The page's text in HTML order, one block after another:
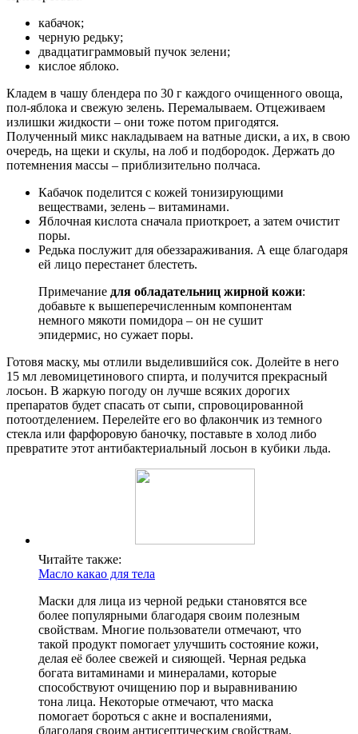
кабачок;
черную редьку;
двадцатиграммовый пучок зелени;
кислое яблоко.
Кладем в чашу блендера по 30 г каждого очищенного овоща,
пол-яблока и свежую зелень. Перемалываем. Отцеживаем
излишки жидкости – они тоже потом пригодятся.
Полученный микс накладываем на ватные диски, а их, в свою
очередь, на щеки и скулы, на лоб и подбородок. Держать до
потемнения массы – приблизительно полчаса.
Кабачок поделится с кожей тонизирующими
веществами, зелень – витаминами.
Яблочная кислота сначала приоткроет, а затем очистит
поры.
Редька послужит для обеззараживания. А еще благодаря
ей лицо перестанет блестеть.
Примечание для обладательниц жирной кожи:
добавьте к вышеперечисленным компонентам
немного мякоти помидора – он не сушит
эпидермис, но сужает поры.
Готовя маску, мы отлили выделившийся сок. Долейте в него
15 мл левомицетинового спирта, и получится прекрасный
лосьон. В жаркую погоду он лучше всяких дорогих
препаратов будет спасать от сыпи, спровоцированной
потоотделением. Перелейте его во флакончик из темного
стекла или фарфоровую баночку, поставьте в холод либо
превратите этот антибактериальный лосьон в кубики льда.
Читайте также:
Масло какао для тела
Маски для лица из черной редьки становятся все
более популярными благодаря своим полезным
свойствам. Многие пользователи отмечают, что
такой продукт помогает улучшить состояние кожи,
делая её более свежей и сияющей. Черная редька
богата витаминами и минералами, которые
способствуют очищению пор и выравниванию
тона лица. Некоторые отмечают, что маска
помогает бороться с акне и воспалениями,
благодаря своим антисептическим свойствам.